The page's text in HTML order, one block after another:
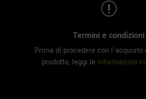
r
Termini e condizioni
Prima di procedere con
prodotto, leggi le informazioni